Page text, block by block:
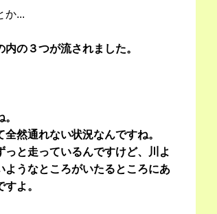
か...
の３つが流されました。
然通れない状況なんですね。
と走っているんですけど、川よ
ようなところがいたるところにあ
よ。